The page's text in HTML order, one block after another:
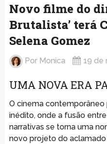
Novo filme do
Brutalista’ terá
Selena Gomez
Por Monica 19 de
UMA NOVA ERA
O cinema
inédito, onde a fusão
narrativas se torna uma
novo projeto do aclamado